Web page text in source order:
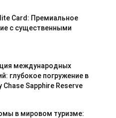
Card: Премиальное
с существенными
международных
глубокое погружение в
Chase Sapphire Reserve
в мировом туризме: